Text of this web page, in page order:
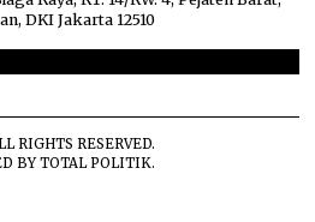
DKI Jakarta 12510
RIGHTS RESERVED.
BYTOTAL POLITIK.